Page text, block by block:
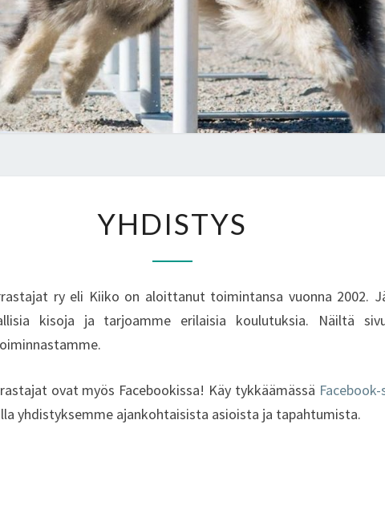
YHDISTYS
ry eli Kiiko on aloittanut toimintansa vuonna 2002.
kisoja ja tarjoamme erilaisia koulutuksia. Näiltä
ovat myös Facebookissa! Käy tykkäämässä
yhdistyksemme ajankohtaisista asioista ja tapahtumista.